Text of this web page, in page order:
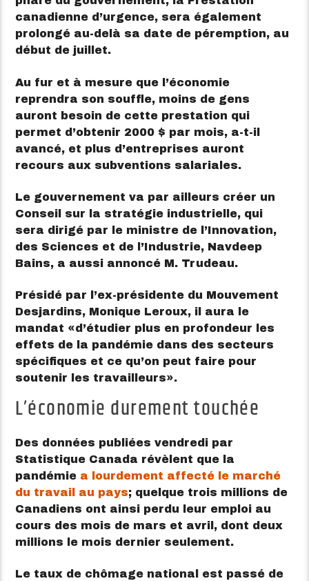
canadienne d’urgence, sera également
prolongé au-delà sa date de péremption, au
début de juillet.
Au fur et à mesure que l’économie
reprendra son souffle, moins de gens
auront besoin de cette prestation qui
permet d’obtenir 2000 $ par mois, a-t-il
avancé, et plus d’entreprises auront
recours aux subventions salariales.
Le gouvernement va par ailleurs créer un
Conseil sur la stratégie industrielle, qui
sera dirigé par le ministre de l’Innovation,
des Sciences et de l’Industrie, Navdeep
Bains, a aussi annoncé M. Trudeau.
Présidé par l’ex-présidente du Mouvement
Desjardins, Monique Leroux, il aura le
mandat
d’étudier plus en profondeur les
effets de la pandémie dans des secteurs
spécifiques et ce qu’on peut faire pour
soutenir les travailleurs
.
L’économie durement touchée
Des données publiées vendredi par
Statistique Canada révèlent que la
pandémie a lourdement affecté le marché
du travail au pays; quelque trois millions de
Canadiens ont ainsi perdu leur emploi au
cours des mois de mars et avril, dont deux
millions le mois dernier seulement.
Le taux de chômage national est passé de